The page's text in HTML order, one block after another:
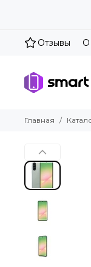
Отзывы О
Главная